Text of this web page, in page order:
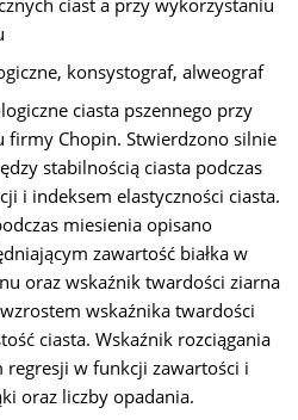
ciast a przy wykorzystaniu
konsystograf, alweograf
ciasta pszennego przy
firmy Chopin. Stwierdzono silnie
stabilnością ciasta podczas
i indeksem elastyczności ciasta.
miesienia opisano
zawartość białka w
oraz wskaźnik twardości ziarna
wskaźnika twardości
ciasta. Wskaźnik rozciągania
w funkcji zawartości i
oraz liczby opadania.